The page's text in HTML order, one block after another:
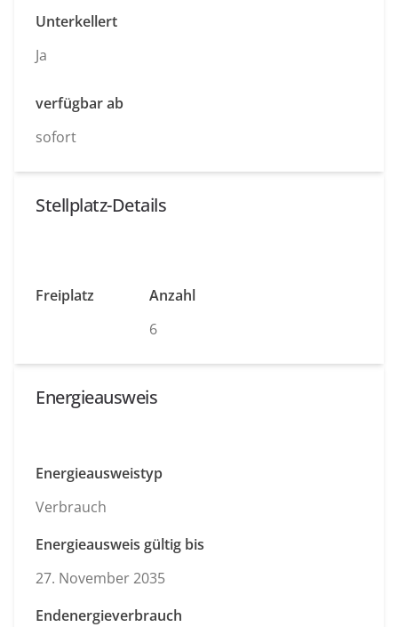
Unterkellert
Ja
verfügbar ab
sofort
Stellplatz-Details
Freiplatz
Anzahl
6
Energieausweis
Energieausweistyp
Verbrauch
Energieausweis gültig bis
27. November 2035
Endenergieverbrauch